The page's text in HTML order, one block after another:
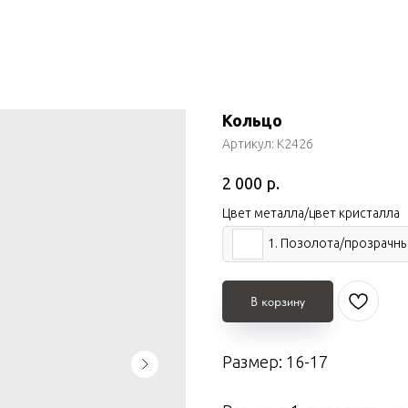
Кольцо
Артикул: К2426
2 000 р.
Цвет металла/цвет кристалла
1. Позолота/
В корзину
Размер: 16-17